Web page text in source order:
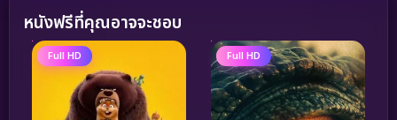
หนังฟรีที่คุณอาจจะชอบ
Full HD Full HD